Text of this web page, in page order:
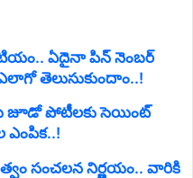
ఏదైనా పిన్ నెంబర్
తెలుసుకుందాం..!
జూడో పోటీలకు సెయింట్
ఎంపిక..!
సంచలన నిర్ణయం.. వారికి